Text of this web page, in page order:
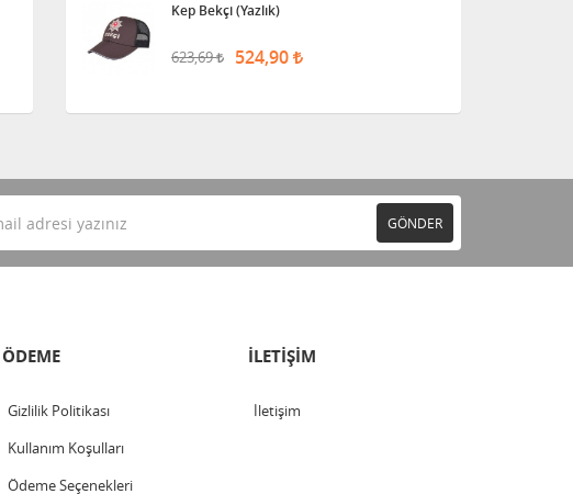
Kep Bekçi (Yazlık)
623,69 524,90
GÖNDER
ÖDEME
Gizlilik Politikası
Kullanım Koşulları
Ödeme Seçenekleri
İLETİŞİM
İletişim